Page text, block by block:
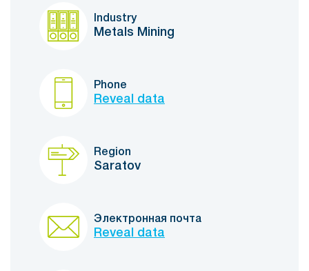
Industry
Metals Mining
Phone
Reveal data
Region
Saratov
Электронная почта
Reveal data